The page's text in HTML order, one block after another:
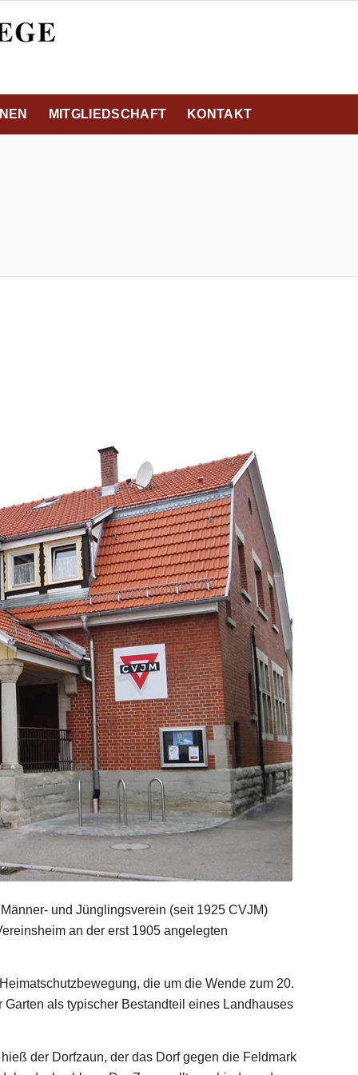
MITGLIEDSCHAFT KONTAKT
und Jünglingsverein (seit 1925 CVJM)
an der erst 1905 angelegten
die um die Wende zum 20.
als typischer Bestandteil eines Landhauses
der Dorfzaun, der das Dorf gegen die Feldmark